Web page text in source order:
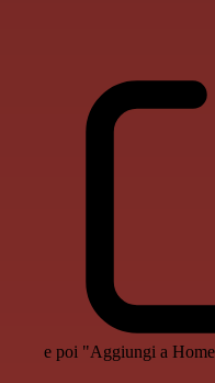
e poi "Aggiungi a